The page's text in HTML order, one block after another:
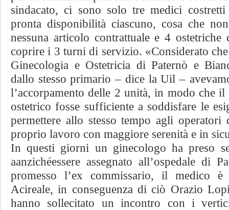
sindacato, ci sono solo tre medici
pronta disponibilità ciascuno, cosa che
nessuna articolo contrattuale e 4 ostetriche
coprire i 3 turni di servizio. «Considerato
Ginecologia e Ostetricia di Paternò e
dallo stesso primario – dice la Uil –
l’accorpamento delle 2 unità, in modo che il
ostetrico fosse sufficiente a soddisfare le
permettere allo stesso tempo agli
proprio lavoro con maggiore serenità e in
In questi giorni un ginecologo ha preso
aanzichéessere assegnato all’ospedale di
promesso l’ex commissario, il medico è
Acireale, in conseguenza di ciò Orazio
hanno sollecitato un incontro con i